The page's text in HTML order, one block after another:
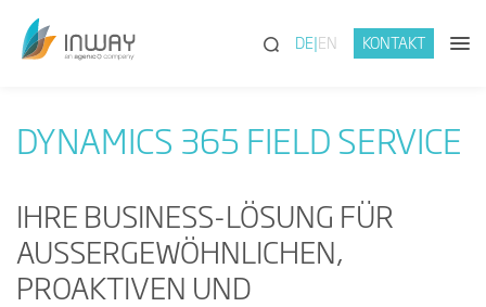
(SUCHE)
DE EN KONTAKT
DYNAMICS 365 FIELD SERVICE
IHRE BUSINESS-LÖSUNG FÜR
AUSSERGEWÖHNLICHEN, P
ROAKTIVEN UND V